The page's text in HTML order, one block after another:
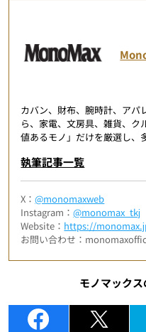
カバン、財布、腕時計、アパ
ら、家電、文房具、雑貨、
値あるモノ」だけを厳選し、
執筆記事一覧
X：@monomaxweb
Instagram：@monomax_tkj
Website： https://
お問い合わせ：
モノマック